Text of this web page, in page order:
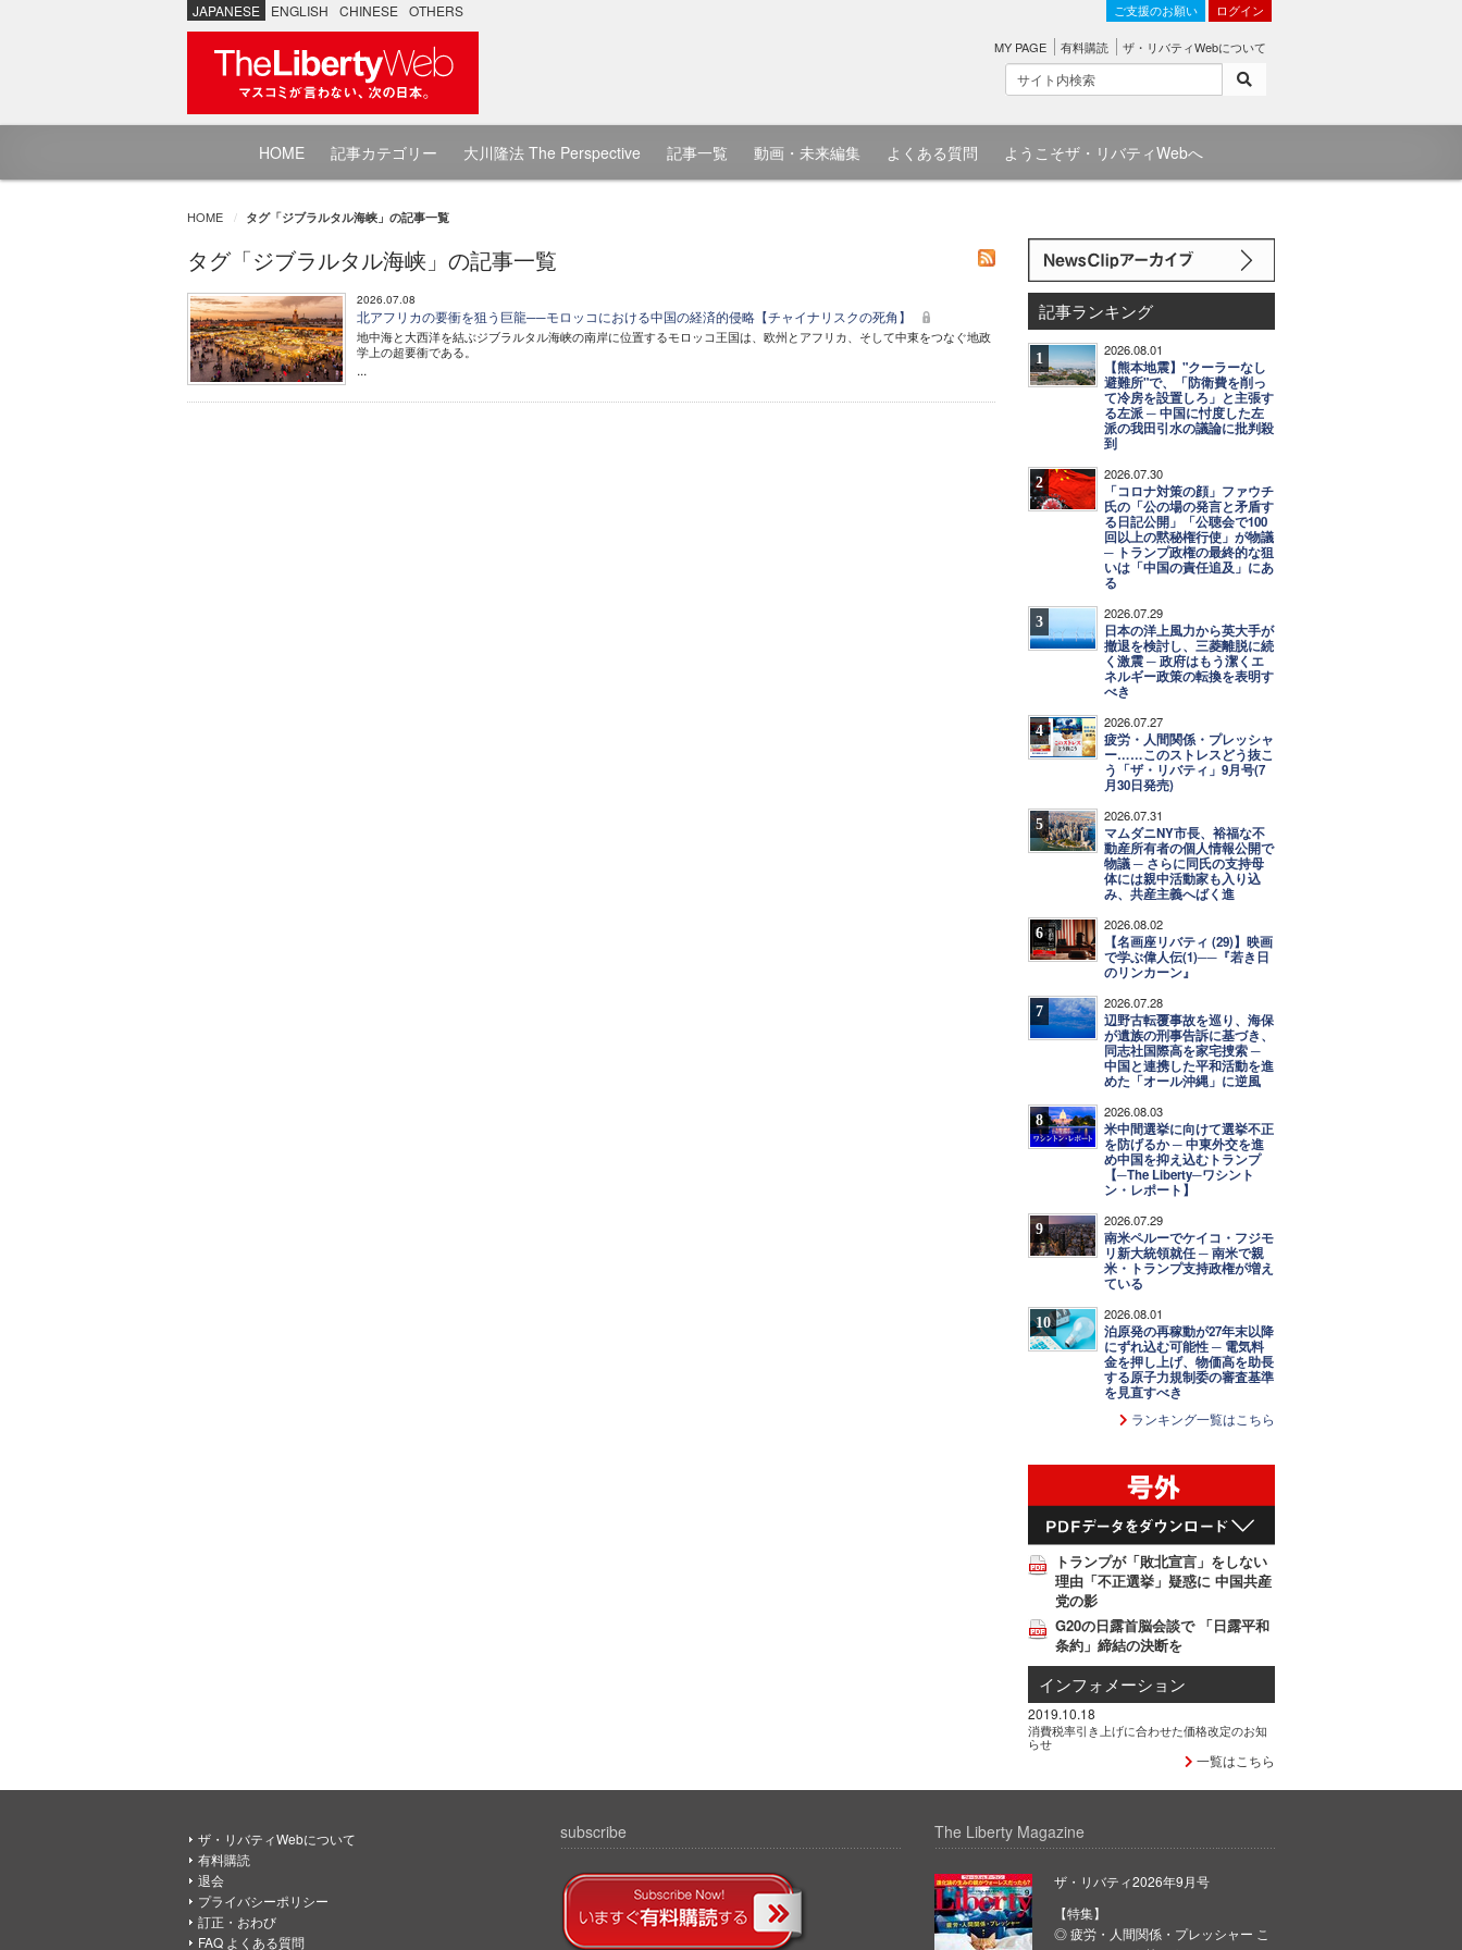
JAPANESE ENGLISH CHINESE OTHERS ご支援のお願い ログイン
MY PAGE 有料購読 ザ・リバティWebについて
HOME 記事カテゴリー 大川隆法 The Perspective 記事一覧 動画・未来編集 よくある質問 ようこそザ・リバティWebへ
HOME タグ「ジブラルタル海峡」の記事一覧
タグ「ジブラルタル海峡」の記事一覧
2026.07.08
北アフリカの要衝を狙う巨龍──モロッコにおける中国の経済的侵略【チャイナリスクの死角】
地中海と大西洋を結ぶジブラルタル海峡の南岸に位置するモロッコ王国は、欧州とアフリカ、そして中東をつなぐ地政
学上の超要衝である。
...
記事ランキング
1 2026.08.01
【熊本地震】"クーラーなし
避難所"で、「防衛費を削っ
て冷房を設置しろ」と主張す
る左派 ─ 中国に忖度した左
派の我田引水の議論に批判殺
到
2 2026.07.30
「コロナ対策の顔」ファウチ
氏の「公の場の発言と矛盾す
る日記公開」「公聴会で100
回以上の黙秘権行使」が物議
─ トランプ政権の最終的な狙
いは「中国の責任追及」にあ
る
3 2026.07.29
日本の洋上風力から英大手が
撤退を検討し、三菱離脱に続
く激震 ─ 政府はもう潔くエ
ネルギー政策の転換を表明す
べき
4 2026.07.27
疲労・人間関係・プレッシャ
ー……このストレスどう抜こ
う「ザ・リバティ」9月号(7
月30日発売)
5 2026.07.31
マムダニNY市長、裕福な不
動産所有者の個人情報公開で
物議 ─ さらに同氏の支持母
体には親中活動家も入り込
み、共産主義へばく進
6 2026.08.02
【名画座リバティ (29)】映画
で学ぶ偉人伝(1)──『若き日
のリンカーン』
7 2026.07.28
辺野古転覆事故を巡り、海保
が遺族の刑事告訴に基づき、
同志社国際高を家宅捜索 ─
中国と連携した平和活動を進
めた「オール沖縄」に逆風
8 2026.08.03
米中間選挙に向けて選挙不正
を防げるか ─ 中東外交を進
め中国を抑え込むトランプ
【─The Liberty─ワシント
ン・レポート】
9 2026.07.29
南米ペルーでケイコ・フジモ
リ新大統領就任 ─ 南米で親
米・トランプ支持政権が増え
ている
10 2026.08.01
泊原発の再稼動が27年末以降
にずれ込む可能性 ─ 電気料
金を押し上げ、物価高を助長
する原子力規制委の審査基準
を見直すべき
ランキング一覧はこちら
トランプが「敗北宣言」をしない
理由「不正選挙」疑惑に 中国共産
党の影
G20の日露首脳会談で 「日露平和
条約」締結の決断を
インフォメーション
2019.10.18
消費税率引き上げに合わせた価格改定のお知
らせ
一覧はこちら
ザ・リバティWebについて
有料購読
退会
プライバシーポリシー
訂正・おわび
FAQ よくある質問
subscribe The Liberty Magazine
ザ・リバティ2026年9月号
【特集】
◎ 疲労・人間関係・プレッシャー こ